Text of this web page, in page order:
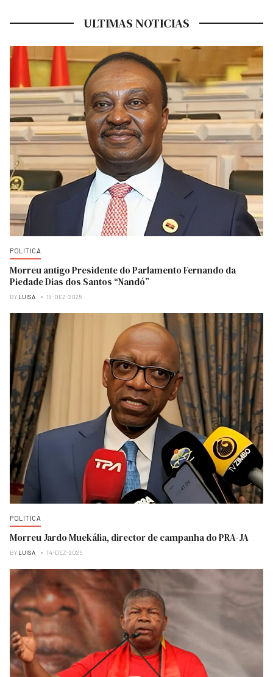
ULTIMAS NOTICIAS
POLITICA
Morreu antigo Presidente do Parlamento Fernando da
Piedade Dias dos Santos “Nandó”
BY LUISA 18-DEZ-2025
POLITICA
Morreu Jardo Muekália, director de campanha do PRA-JA
BY LUISA 14-DEZ-2025